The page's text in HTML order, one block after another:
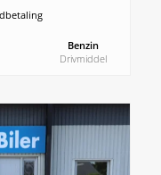
Benzin
Drivmiddel